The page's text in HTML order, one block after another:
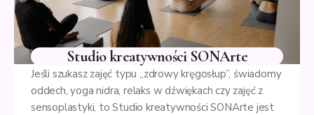
Studio kreatywności SONArte
Jeśli szukasz zajęć typu „zdrowy kręgosłup”, świadomy
oddech, yoga nidra, relaks w dźwiękach czy zajęć z
sensoplastyki, to Studio kreatywności SONArte jest